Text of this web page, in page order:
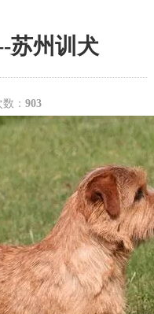
苏州训犬
： 903